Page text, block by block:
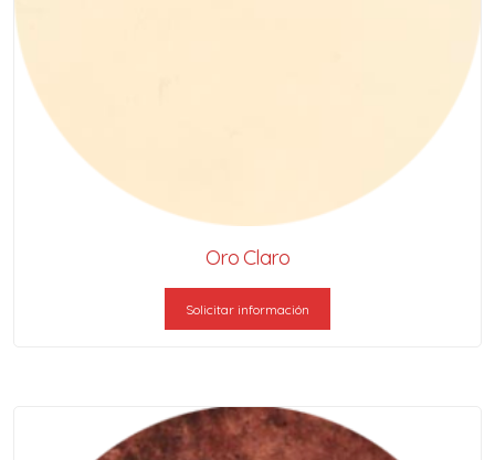
Oro Claro
Solicitar información